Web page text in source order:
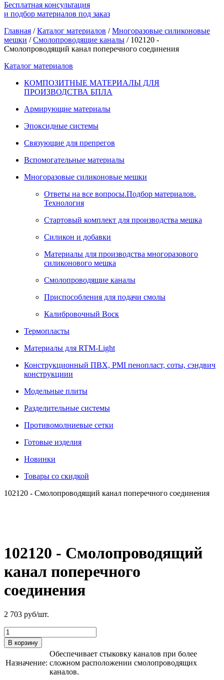
Бесплатная консультация
и подбор материалов под заказ
Главная / Каталог материалов / Многоразовые силиконовые
мешки / Смолопроводящие каналы /102120 -
Смолопроводящий канал поперечного соединения
Каталог материалов
КОМПОЗИТНЫЕ МАТЕРИАЛЫ ДЛЯ
ПРОИЗВОДСТВА БПЛА
Армирующие материалы
Эпоксидные системы
Связующие для препрегов
Вспомогательные материалы
Многоразовые силиконовые мешки
Ответы на все вопросы.Подбор материалов.
Технология
Стартовый комплект для производства мешка
Силикон и добавки
Материалы для производства многоразового
силиконового мешка
Смолопроводящие каналы
Приспособления для подачи смолы
Калибровочный Воск
Термопласты
Материалы для RTM-Light
Конструкционный ПВХ, PMI пенопласт, соты, сэндвич
конструкциии
Модельные плиты
Разделительные системы
Противомолниевые сетки
Готовые изделия
Новинки
Товары со скидкой
102120 - Смолопроводящий канал поперечного соединения
102120 - Смолопроводящий
канал поперечного
соединения
2 703 руб/шт.
В корзину
Назначение:
Обеспечивает стыковку каналов при более
сложном расположении смолопроводящих
каналов.